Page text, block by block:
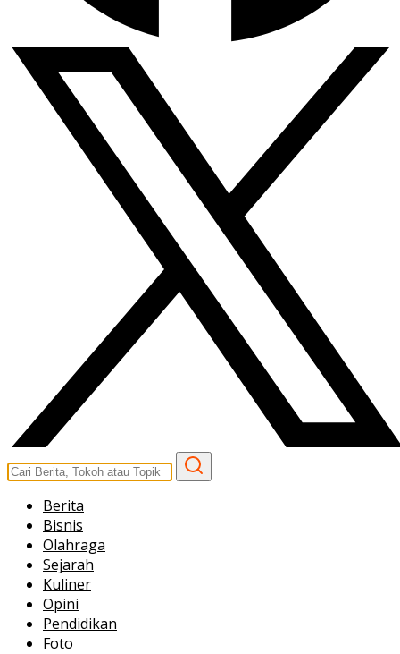
Berita
Bisnis
Olahraga
Sejarah
Kuliner
Opini
Pendidikan
Foto